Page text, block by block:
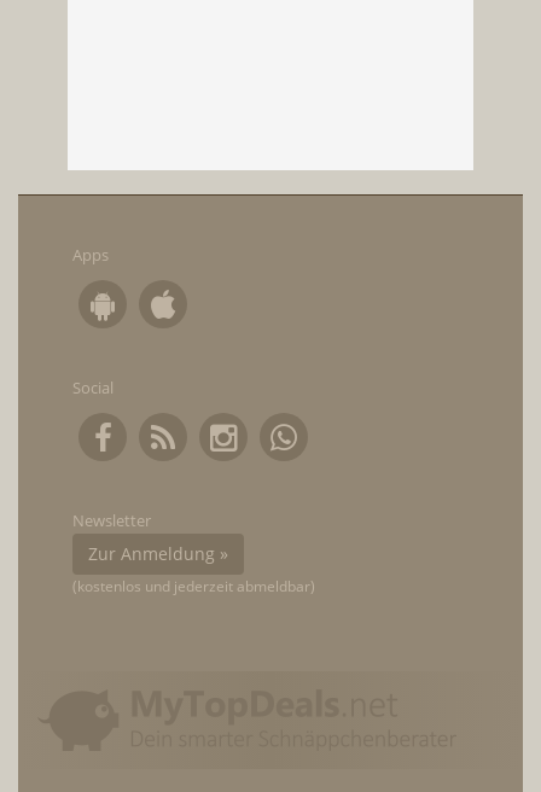
Apps
Social
Newsletter
Zur Anmeldung »
(kostenlos und jederzeit abmeldbar)